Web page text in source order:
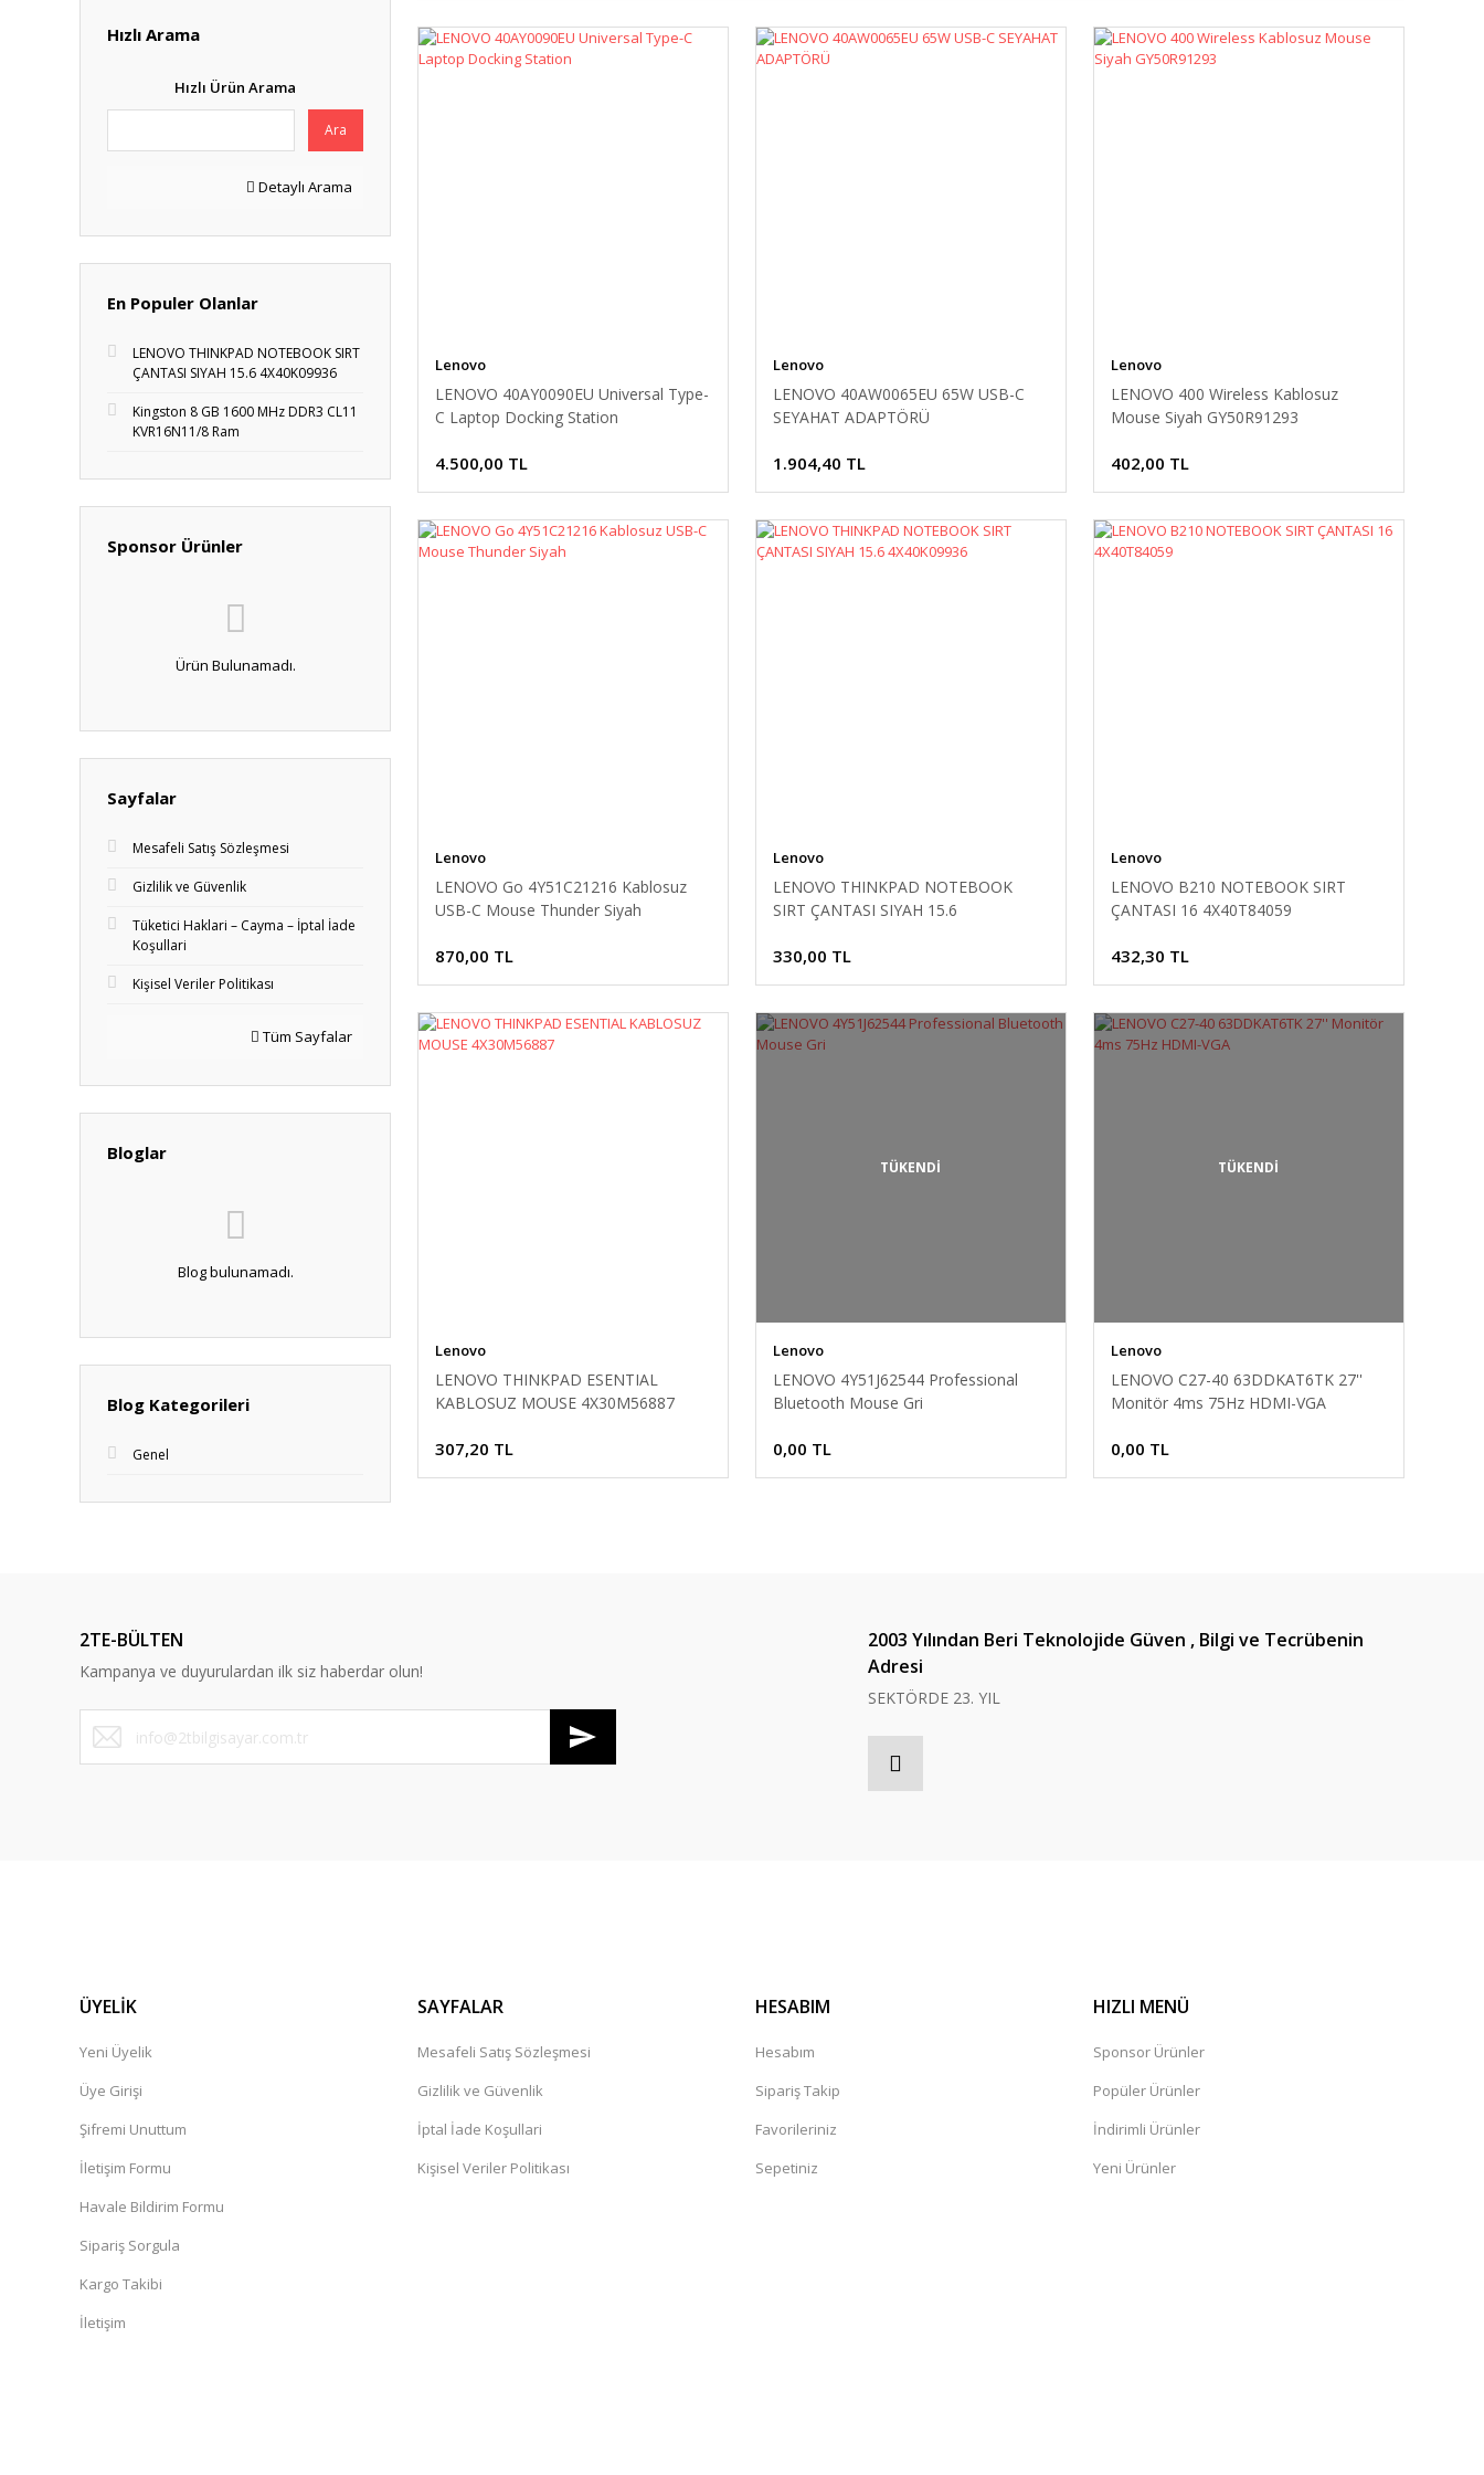
Hızlı Arama
Hızlı Ürün Arama
Ara
Detaylı Arama
En Populer Olanlar
LENOVO THINKPAD NOTEBOOK SIRT
ÇANTASI SIYAH 15.6 4X40K09936
Kingston 8 GB 1600 MHz DDR3 CL11
KVR16N11/8 Ram
Sponsor Ürünler
Ürün Bulunamadı.
Sayfalar
Mesafeli Satış Sözleşmesi
Gizlilik ve Güvenlik
Tüketici Haklari – Cayma – İptal İade
Koşullari
Kişisel Veriler Politikası
Tüm Sayfalar
Bloglar
Blog bulunamadı.
Blog Kategorileri
Genel
Lenovo
LENOVO 40AY0090EU Universal Type-
C Laptop Docking Station
4.500,00 TL
Lenovo
LENOVO 40AW0065EU 65W USB-C
SEYAHAT ADAPTÖRÜ
1.904,40 TL
Lenovo
LENOVO 400 Wireless Kablosuz
Mouse Siyah GY50R91293
402,00 TL
Lenovo
LENOVO Go 4Y51C21216 Kablosuz
USB-C Mouse Thunder Siyah
870,00 TL
Lenovo
LENOVO THINKPAD NOTEBOOK
SIRT ÇANTASI SIYAH 15.6
330,00 TL
Lenovo
LENOVO B210 NOTEBOOK SIRT
ÇANTASI 16 4X40T84059
432,30 TL
Lenovo
LENOVO THINKPAD ESENTIAL
KABLOSUZ MOUSE 4X30M56887
307,20 TL
TÜKENDİ
Lenovo
LENOVO 4Y51J62544 Professional
Bluetooth Mouse Gri
0,00 TL
TÜKENDİ
Lenovo
LENOVO C27-40 63DDKAT6TK 27''
Monitör 4ms 75Hz HDMI-VGA
0,00 TL
2TE-BÜLTEN
Kampanya ve duyurulardan ilk siz haberdar olun!
2003 Yılından Beri Teknolojide Güven , Bilgi ve Tecrübenin
Adresi
SEKTÖRDE 23. YIL
ÜYELİK
Yeni Üyelik
Üye Girişi
Şifremi Unuttum
İletişim Formu
Havale Bildirim Formu
Sipariş Sorgula
Kargo Takibi
İletişim
SAYFALAR
Mesafeli Satış Sözleşmesi
Gizlilik ve Güvenlik
İptal İade Koşullari
Kişisel Veriler Politikası
HESABIM
Hesabım
Sipariş Takip
Favorileriniz
Sepetiniz
HIZLI MENÜ
Sponsor Ürünler
Popüler Ürünler
İndirimli Ürünler
Yeni Ürünler